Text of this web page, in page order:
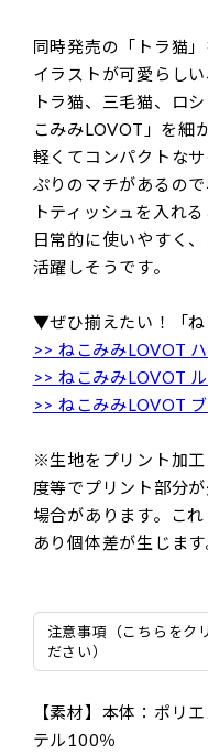
同時発売の「トラ猫
イラストが可愛らし
トラ猫、三毛猫、ロ
こみみLOVOT」を細
軽くてコンパクトな
ぷりのマチがあるの
トティッシュを入れ
日常的に使いやすく
活躍しそうです。
▼ぜひ揃えたい！「
>> ねこみみLOVOT
>> ねこみみLOVOT
>> ねこみみLOVOT
※生地をプリント加
度等でプリント部分
場合があります。こ
あり個体差が生じま
注意事項（こちらをク
ださい）
【素材】本体：ポリ
テル100％